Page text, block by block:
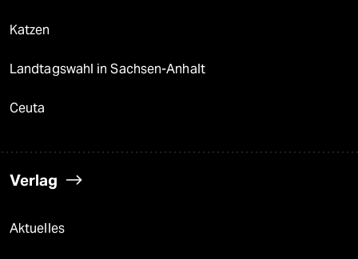
Katzen
Landtagswahl in Sachsen-Anhalt
Ceuta
Verlag
Aktuelles